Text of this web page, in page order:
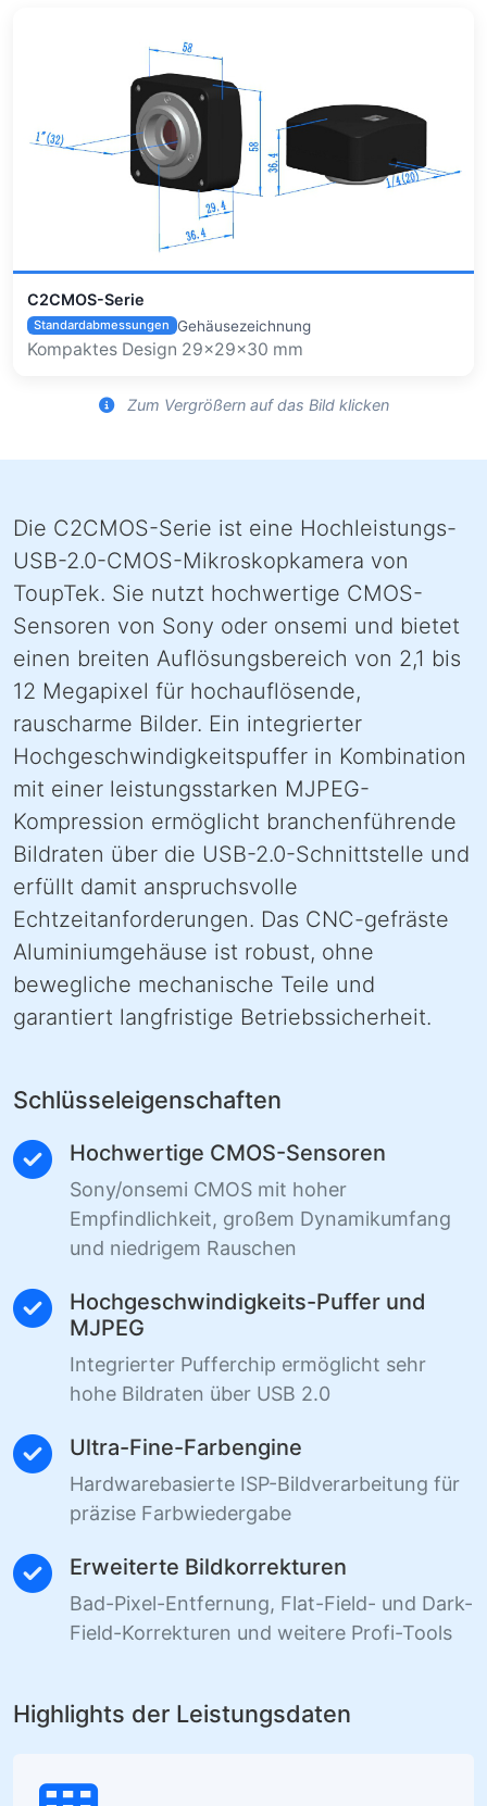
C2CMOS-Serie
Standardabmessungen Gehäusezeichnung
Kompaktes Design 29×29×30 mm
Zum Vergrößern auf das Bild klicken
Die C2CMOS-Serie ist eine Hochleistungs-
USB-2.0-CMOS-Mikroskopkamera von
ToupTek. Sie nutzt hochwertige CMOS-
Sensoren von Sony oder onsemi und bietet
einen breiten Auflösungsbereich von 2,1 bis
12 Megapixel für hochauflösende,
rauscharme Bilder. Ein integrierter
Hochgeschwindigkeitspuffer in Kombination
mit einer leistungsstarken MJPEG-
Kompression ermöglicht branchenführende
Bildraten über die USB-2.0-Schnittstelle und
erfüllt damit anspruchsvolle
Echtzeitanforderungen. Das CNC-gefräste
Aluminiumgehäuse ist robust, ohne
bewegliche mechanische Teile und
garantiert langfristige Betriebssicherheit.
Schlüsseleigenschaften
Hochwertige CMOS-Sensoren
Sony/onsemi CMOS mit hoher
Empfindlichkeit, großem Dynamikumfang
und niedrigem Rauschen
Hochgeschwindigkeits-Puffer und
MJPEG
Integrierter Pufferchip ermöglicht sehr
hohe Bildraten über USB 2.0
Ultra-Fine-Farbengine
Hardwarebasierte ISP-Bildverarbeitung für
präzise Farbwiedergabe
Erweiterte Bildkorrekturen
Bad-Pixel-Entfernung, Flat-Field- und Dark-
Field-Korrekturen und weitere Profi-Tools
Highlights der Leistungsdaten